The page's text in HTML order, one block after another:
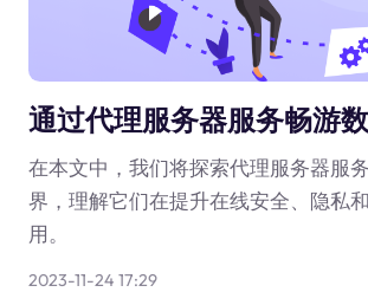
通过代理服务器服务畅游
在本文中，我们将探索代理服务器服
界，理解它们在提升在线安全、隐私
用。
2023-11-24 17:29